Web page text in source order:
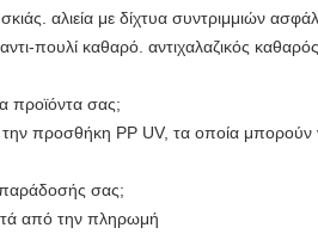
αλιεία με δίχτυα συντριμμιών
πουλί καθαρό. αντιχαλαζικός
προϊόντα σας;
προσθήκη PP UV, τα οποία μπορούν
σας;
από την πληρωμή